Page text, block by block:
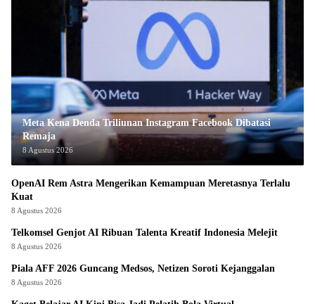
Meta Kena Denda Triliunan Instagram Facebook Dibatasi
Remaja
8 Agustus 2026
OpenAI Rem Astra Mengerikan Kemampuan Meretasnya Terlalu
Kuat
8 Agustus 2026
Telkomsel Genjot AI Ribuan Talenta Kreatif Indonesia Melejit
8 Agustus 2026
Piala AFF 2026 Guncang Medsos, Netizen Soroti Kejanggalan
8 Agustus 2026